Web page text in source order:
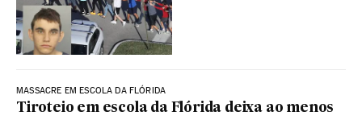
MASSACRE EM ESCOLA DA FLÓRIDA
Tiroteio em escola da Flórida deixa ao menos